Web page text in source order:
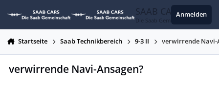
SAAB CARS
Die Saab Gemeinschaft
Anmelden
Startseite Saab Technikbereich 9-3 II verwirrende Navi-
verwirrende Navi-Ansagen?